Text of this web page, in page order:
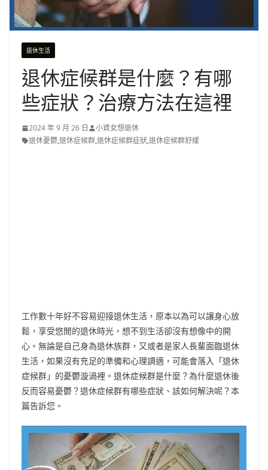
退休生活
退休症候群是什麼？有哪
些症狀？治療方法在這裡
2024 年 9 月 26 日
小資女想退休
退休憂鬱,退休症候群,退休症候群症狀,退休症候群舒緩
工作數十年好不容易迎接退休生活，原本以為可以讓身心放
鬆，享受悠閒的退休時光，想不到生活卻沒有想像中的開
心。無論是自己身為退休族群，又或者是家人長輩面臨退休
生活，如果沒有充足的準備和心理調適，可能會落入「退休
症候群」的憂鬱漩渦裡。退休症候群是什麼？為什麼退休後
反而容易憂鬱？退休症候群有哪些症狀、該如何解決呢？本
篇告訴您。